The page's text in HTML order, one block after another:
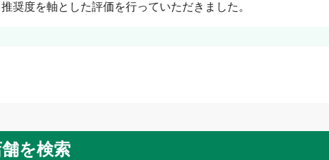
奨度を軸とした評価を行っていただきました。
を検索